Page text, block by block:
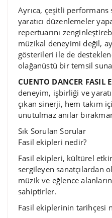
Ayrıca, çeşitli
yaratıcı düzenlemeler
repertuarını
müzikal deneyimi değil,
gösterileri ile de
olağanüstü bir temsil
CUENTO DANCER FASIL
deneyim, işbirliği ve
çıkan sinerji, hem takım
unutulmaz anılar
Sık Sorulan Sorular
Fasil ekipleri nedir?
Fasil ekipleri, kültürel
sergileyen sanatçılardan
müzik ve eğlence
sahiptirler.
Fasil ekiplerinin tarihçesi